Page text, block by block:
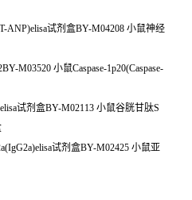
ANP)elisa试剂盒BY-M04208 小鼠神经
M03520 小鼠Caspase-1p20(Caspase-
试剂盒BY-M02113 小鼠谷胱甘肽S
试剂盒BY-M02425 小鼠亚